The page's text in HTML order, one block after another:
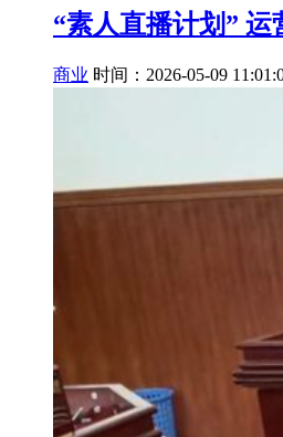
“素人直播计划”
商业 时间：2026-05-09